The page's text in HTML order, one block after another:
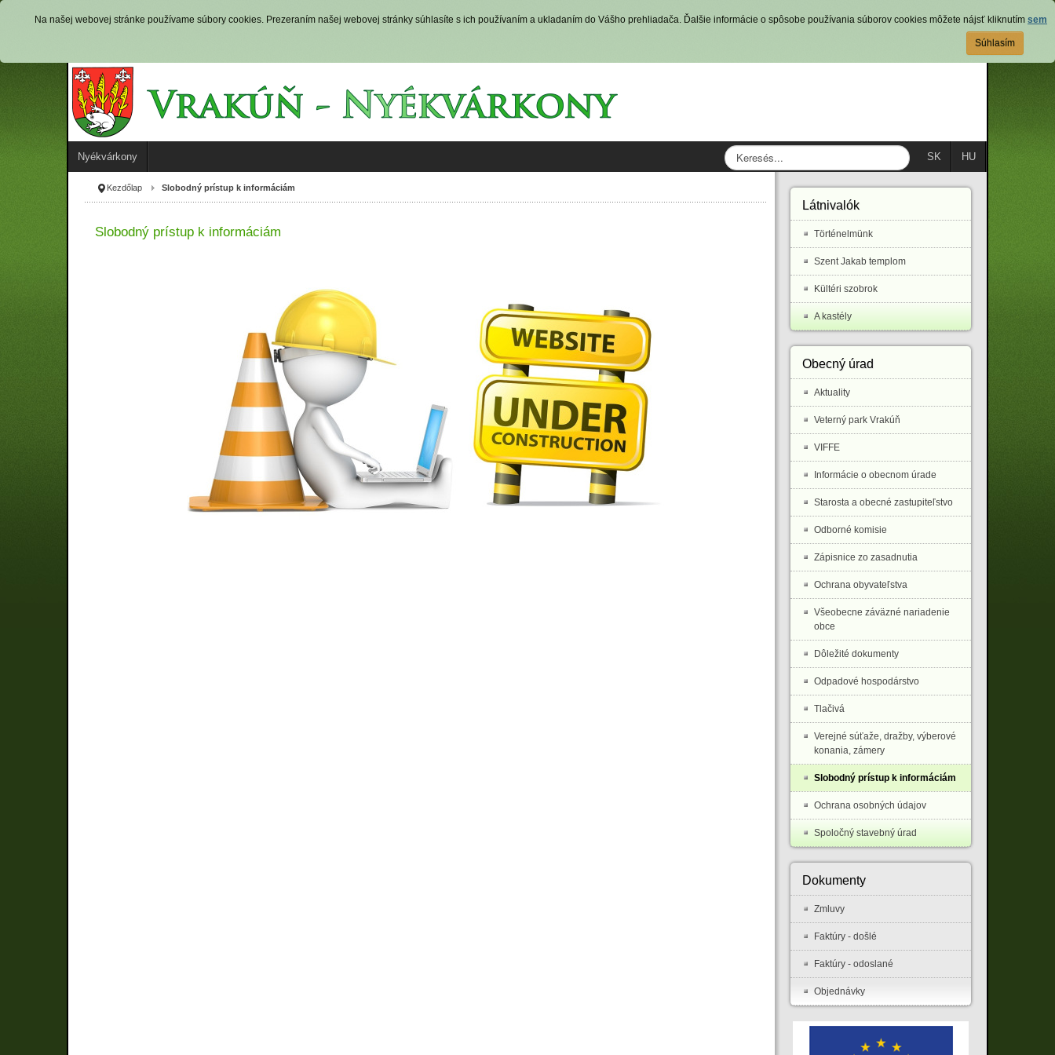
Na našej webovej stránke používame súbory cookies. Prezeraním našej webovej stránky súhlasíte s ich používaním a ukladaním do Vášho prehliadača. Ďalšie informácie o spôsobe používania súborov cookies môžete nájsť kliknutím sem
Súhlasím
Nyékvárkony Keresés... SK HU
Kezdőlap Slobodný prístup k informáciám
Slobodný prístup k informáciám
Látnivalók
Történelmünk
Szent Jakab templom
Kültéri szobrok
A kastély
Obecný úrad
Aktuality
Veterný park Vrakúň
VIFFE
Informácie o obecnom úrade
Starosta a obecné zastupiteľstvo
Odborné komisie
Zápisnice zo zasadnutia
Ochrana obyvateľstva
Všeobecne záväzné nariadenie
obce
Dôležité dokumenty
Odpadové hospodárstvo
Tlačivá
Verejné súťaže, dražby, výberové
konania, zámery
Slobodný prístup k informáciám
Ochrana osobných údajov
Spoločný stavebný úrad
Dokumenty
Zmluvy
Faktúry - došlé
Faktúry - odoslané
Objednávky